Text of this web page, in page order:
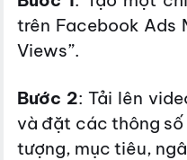
trên Facebook Ads
Views”.
Bước 2: Tải lên
và đặt các thông
tượng, mục tiêu,